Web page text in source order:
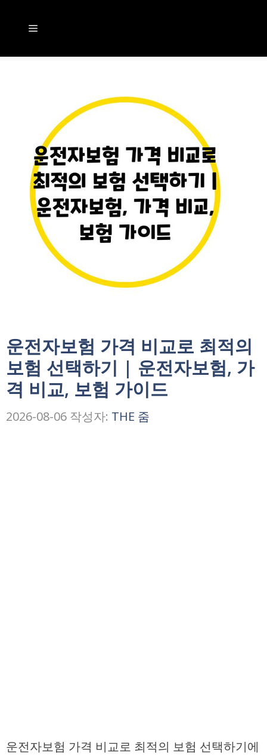
메
뉴
운전자보험 가격 비교로 최적의
보험 선택하기 | 운전자보험, 가
격 비교, 보험 가이드
2026-08-06 작성자: THE 줌
운전자보험 가격 비교로 최적의 보험 선택하기에